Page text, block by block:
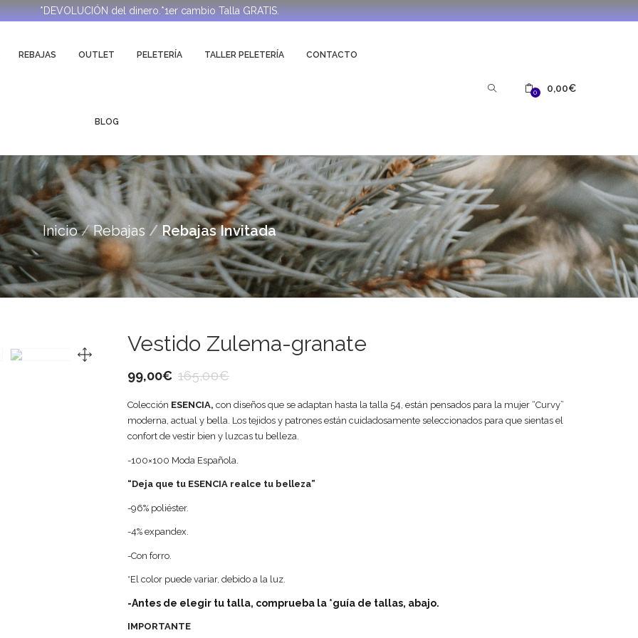
*DEVOLUCIÓN del dinero.*1er cambio Talla GRATIS.
REBAJAS OUTLET PELETERÍA TALLER PELETERÍA CONTACTO
BLOG
0 0,00€
Inicio Rebajas Rebajas Invitada
Vestido Zulema-granate
99,00€ 165,00€
Colección ESENCIA, con diseños que se adaptan hasta la talla 54, están pensados para la mujer “Curvy”
moderna, actual y bella. Los tejidos y patrones están cuidadosamente seleccionados para que sientas el
confort de vestir bien y luzcas tu belleza.
-100×100 Moda Española.
“Deja que tu ESENCIA realce tu belleza”
-96% poliéster.
-4% expandex.
-Con forro.
*El color puede variar, debido a la luz.
-Antes de elegir tu talla, comprueba la *guía de tallas, abajo.
IMPORTANTE